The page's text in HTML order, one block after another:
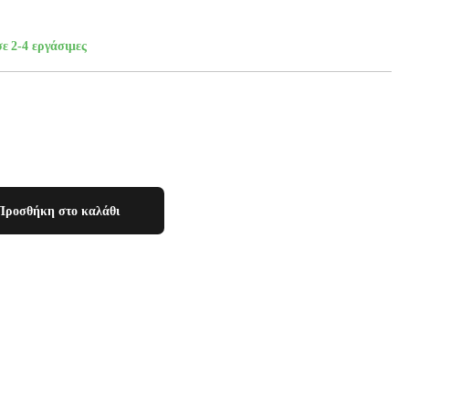
2-4 εργάσιμες
στο καλάθι